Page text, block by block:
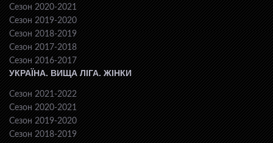
Сезон 2020-2021
Сезон 2019-2020
Сезон 2018-2019
Сезон 2017-2018
Сезон 2016-2017
УКРАЇНА. ВИЩА ЛІГА. ЖІНКИ
Сезон 2021-2022
Сезон 2020-2021
Сезон 2019-2020
Сезон 2018-2019